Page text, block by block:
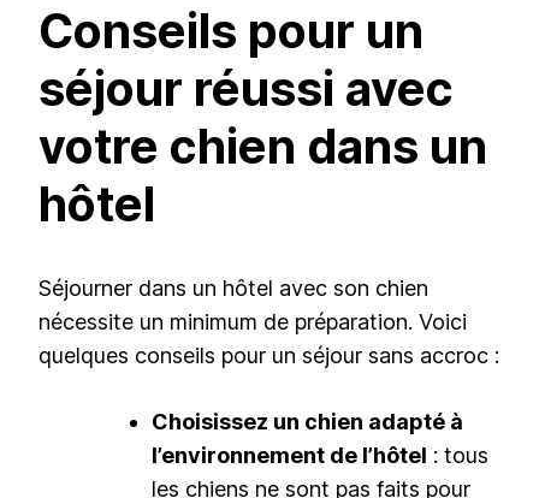
Conseils pour un
séjour réussi avec
votre chien dans un
hôtel
Séjourner dans un hôtel avec son chien
nécessite un minimum de préparation. Voici
quelques conseils pour un séjour sans accroc :
Choisissez un chien adapté à
l’environnement de l’hôtel : tous
les chiens ne sont pas faits pour